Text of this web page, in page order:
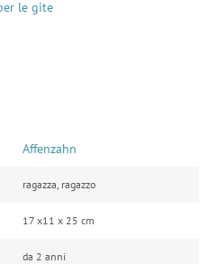
le gite
Affenzahn
ragazza, ragazzo
17 x11 x 25 cm
da 2 anni